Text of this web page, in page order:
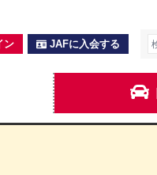
ン JAFに入会する